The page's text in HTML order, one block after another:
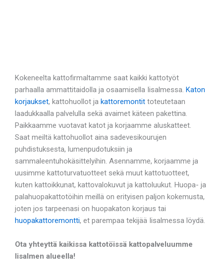
Kokeneelta kattofirmaltamme saat kaikki kattotyöt
parhaalla ammattitaidolla ja osaamisella Iisalmessa. Katon
korjaukset, kattohuollot ja kattoremontit toteutetaan
laadukkaalla palvelulla sekä avaimet käteen pakettina.
Paikkaamme vuotavat katot ja korjaamme aluskatteet.
Saat meiltä kattohuollot aina sadevesikourujen
puhdistuksesta, lumenpudotuksiin ja
sammaleentuhokäsittelyihin. Asennamme, korjaamme ja
uusimme kattoturvatuotteet sekä muut kattotuotteet,
kuten kattoikkunat, kattovalokuvut ja kattoluukut. Huopa- ja
palahuopakattotöihin meillä on erityisen paljon kokemusta,
joten jos tarpeenasi on huopakaton korjaus tai
huopakattoremontti, et parempaa tekijää Iisalmessa löydä.
Ota yhteyttä kaikissa kattotöissä kattopalveluumme
Iisalmen alueella!